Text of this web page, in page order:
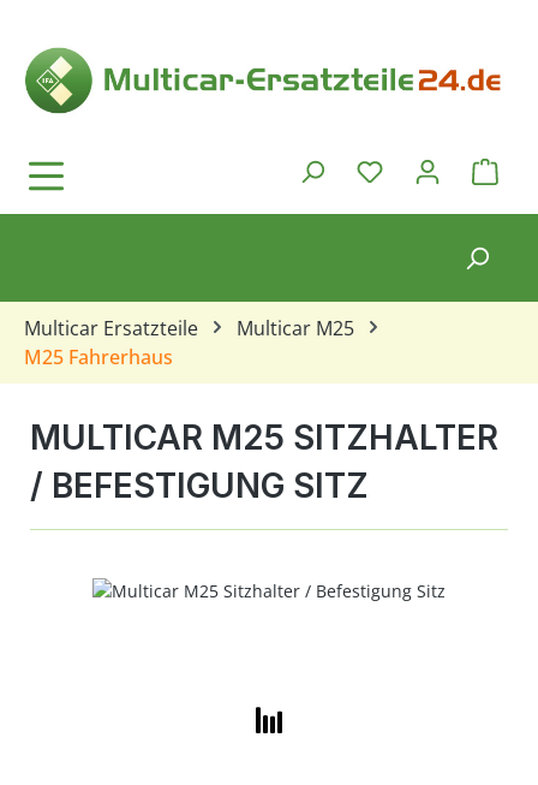
Du hast 0
Multicar Ersatzteile
Multicar M25
M25 Fahrerhaus
MULTICAR M25 SITZHALTER
/ BEFESTIGUNG SITZ
Bildergalerie überspringen